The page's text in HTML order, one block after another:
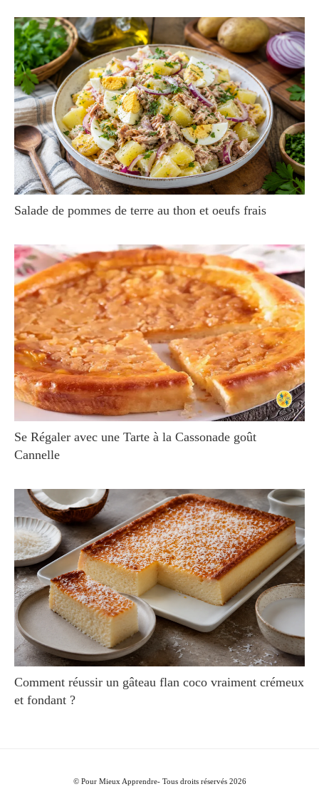
Salade de pommes de terre au thon et oeufs frais
Se Régaler avec une Tarte à la Cassonade goût
Cannelle
Comment réussir un gâteau flan coco vraiment crémeux
et fondant ?
© Pour Mieux Apprendre- Tous droits réservés 2026